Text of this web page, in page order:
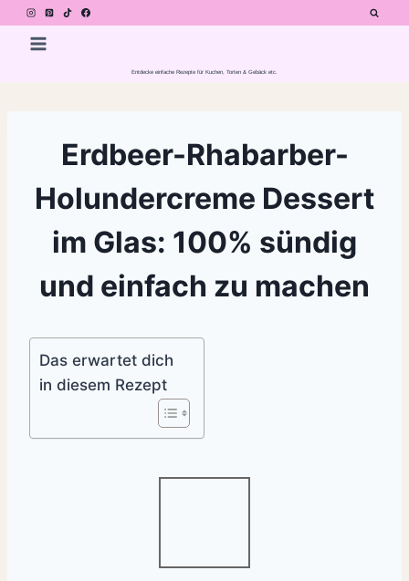
Zum
Inhalt
Entdecke einfache Rezepte für Kuchen, Torten & Gebäck etc.
Erdbeer-Rhabarber-
Holundercreme Dessert
im Glas: 100% sündig
und einfach zu machen
Das erwartet dich
in diesem Rezept